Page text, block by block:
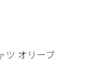
ツ オリーブ